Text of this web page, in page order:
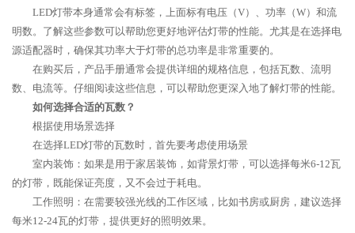
LED灯带本身通常会有标签，上面标有电压（V）、功率（W）和流
明数。了解这些参数可以帮助您更好地评估灯带的性能。尤其是在选择电
源适配器时，确保其功率大于灯带的总功率是非常重要的。
在购买后，产品手册通常会提供详细的规格信息，包括瓦数、流明
数、电流等。仔细阅读这些信息，可以帮助您更深入地了解灯带的性能。
如何选择合适的瓦数？
根据使用场景选择
在选择LED灯带的瓦数时，首先要考虑使用场景
室内装饰：如果是用于家居装饰，如背景灯带，可以选择每米6-12瓦
的灯带，既能保证亮度，又不会过于耗电。
工作照明：在需要较强光线的工作区域，比如书房或厨房，建议选择
每米12-24瓦的灯带，提供更好的照明效果。